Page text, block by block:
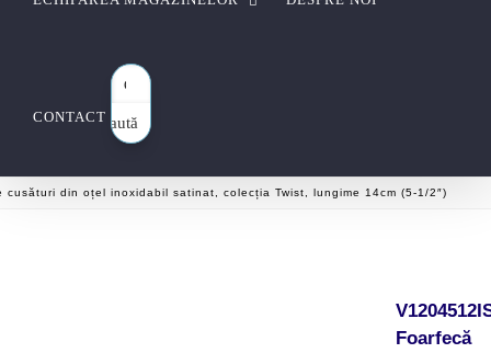
CONTACTCaută
cusături din oțel inoxidabil satinat, colecția Twist, lungime 14cm (5-1/2″)
Foarfecă